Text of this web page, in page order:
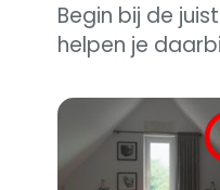
Begin bij de
helpen je